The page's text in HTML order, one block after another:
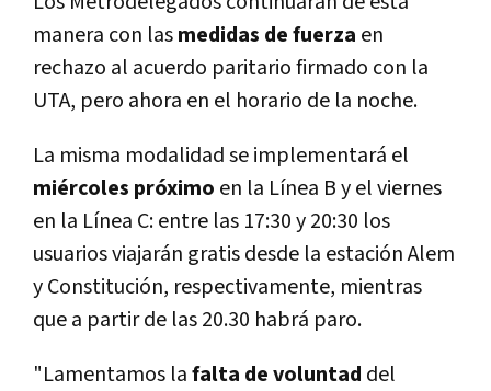
manera con lasmedidas de fuerza en
rechazo al acuerdo paritario firmado con la
UTA, pero ahora en el horario de la noche.
La misma modalidad se implementará el
miércoles próximo en la Lí­nea B y el viernes
en la Lí­nea C: entre las 17:30 y 20:30 los
usuarios viajarán gratis desde la estación Alem
y Constitución, respectivamente, mientras
que a partir de las 20.30 habrá paro.
"Lamentamos lafalta de voluntad del